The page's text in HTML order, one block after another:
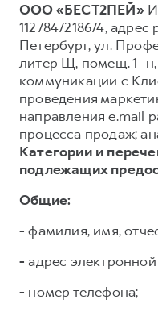
ООО «БЕСТ2ПЕЙ»
1127847218674,
Петербург, ул.
литер Щ, помещ. 1- н,
коммуникации с
проведения
направления e.mail
процесса продаж;
Категории и
подлежащих
Общие:
- фамилия, имя,
- адрес
- номер телефона;